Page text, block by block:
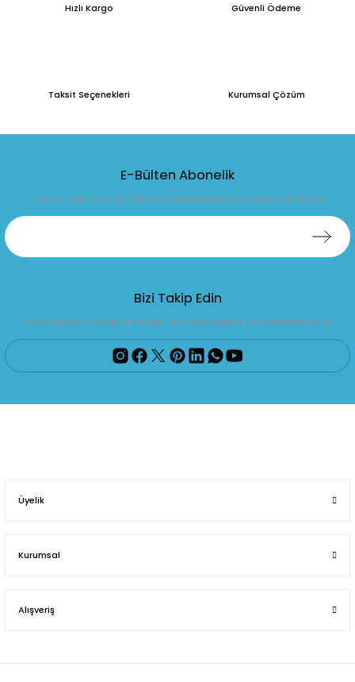
Hızlı Kargo Güvenli Ödeme
Taksit Seçenekleri Kurumsal Çözüm
E-Bülten Abonelik
E-posta listemize kayıt olarak kampanyalardan yararlanabilirsiniz.
Bizi Takip Edin
Sosyal medya hesaplarımızdan bizi takip edebilir ve paylaşabilirsiniz.
Üyelik
Kurumsal
Alışveriş